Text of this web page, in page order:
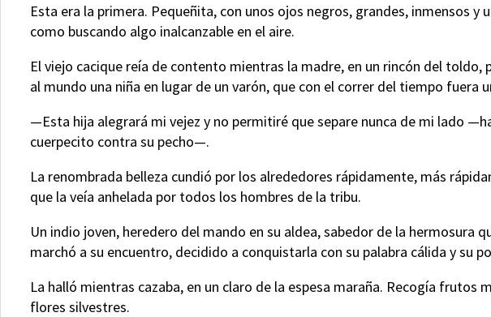
Esta era la primera. Pequeñita, con unos ojos negros, grandes, inmensos
como buscando algo inalcanzable en el aire.
El viejo cacique reía de contento mientras la madre, en un rincón del toldo,
al mundo una niña en lugar de un varón, que con el correr del tiempo fuera
—Esta hija alegrará mi vejez y no permitiré que separe nunca de mi lado
cuerpecito contra su pecho—.
La renombrada belleza cundió por los alrededores rápidamente, más
que la veía anhelada por todos los hombres de la tribu.
Un indio joven, heredero del mando en su aldea, sabedor de la hermosura
marchó a su encuentro, decidido a conquistarla con su palabra cálida y su
La halló mientras cazaba, en un claro de la espesa maraña. Recogía frutos
flores silvestres.